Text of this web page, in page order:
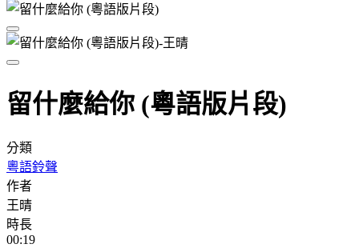
留什麼給你 (粵語版片段)
分類
粵語鈴聲
作者
王晴
時長
00:19